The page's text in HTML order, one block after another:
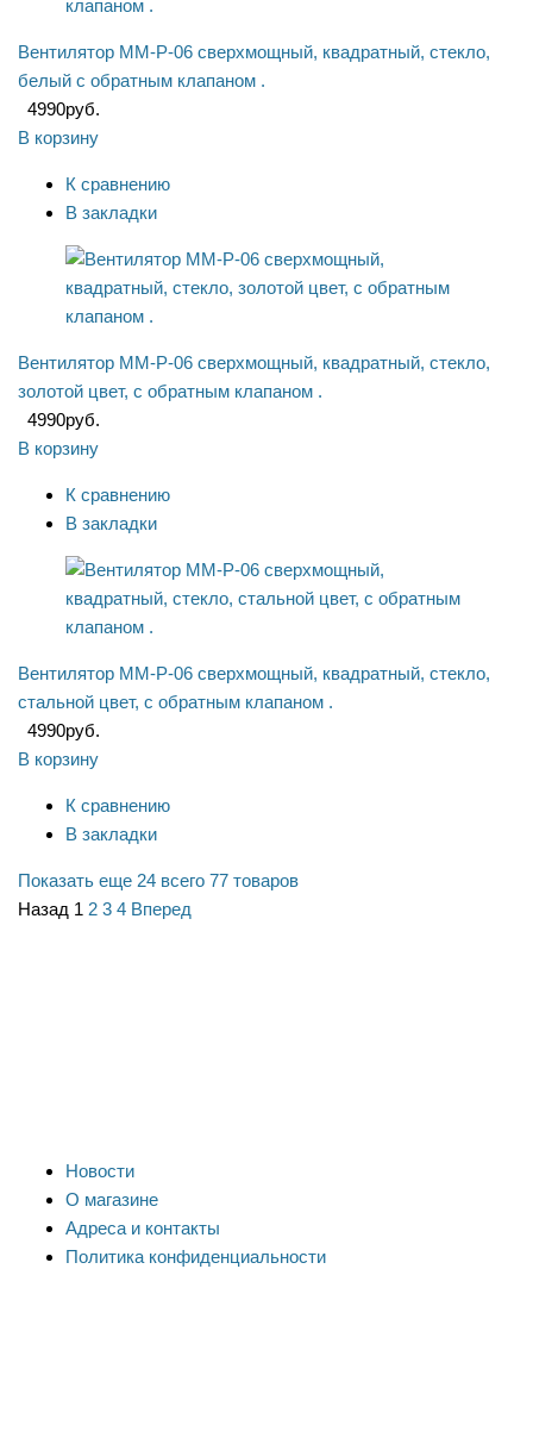
Вентилятор ММ-P-06 сверхмощный, квадратный, стекло,
белый с обратным клапаном .
4990руб.
В корзину
К сравнению
В закладки
Вентилятор ММ-P-06 сверхмощный, квадратный, стекло,
золотой цвет, с обратным клапаном .
4990руб.
В корзину
К сравнению
В закладки
Вентилятор ММ-P-06 сверхмощный, квадратный, стекло,
стальной цвет, с обратным клапаном .
4990руб.
В корзину
К сравнению
В закладки
Показать еще 24 всего 77 товаров
Назад 1 2 3 4 Вперед
Новости
О магазине
Адреса и контакты
Политика конфиденциальности